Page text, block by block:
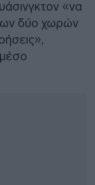
«να
δύο χωρών